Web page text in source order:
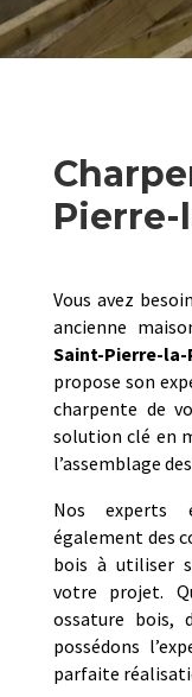
Pierre-
Vous avez
ancienne
Saint-Pierre-la-
propose son
charpente de
solution clé en
l’assemblage
Nos experts
également des
bois à utiliser
votre projet.
ossature bois,
possédons
parfaite